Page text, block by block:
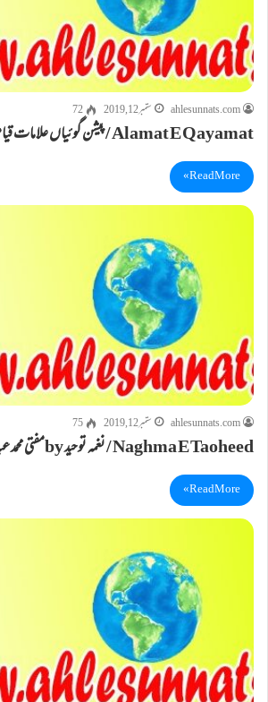
ahlesunnats.com ستمبر 12, 2019 72
Alamat E Qayamat / پیشن گوئیاں علامات قیامت byعالم فقری
Read More »
ahlesunnats.com ستمبر 12, 2019 75
Naghma E Taoheed / نغمہ توحید byمفتی محمد عبدالجبار صابری
Read More »